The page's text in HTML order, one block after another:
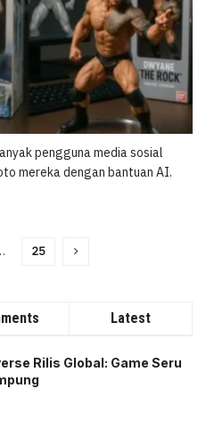
pengguna media sosial
mereka dengan bantuan AI.
25
Latest
Rilis Global: Game Seru